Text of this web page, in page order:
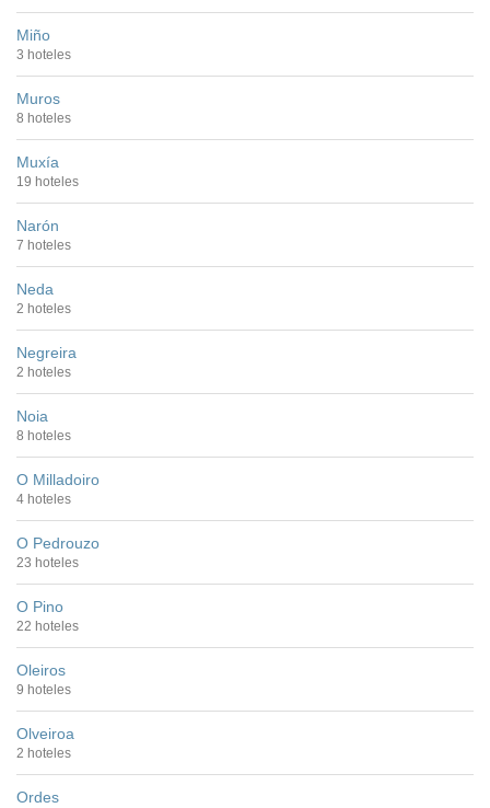
Miño
3 hoteles
Muros
8 hoteles
Muxía
19 hoteles
Narón
7 hoteles
Neda
2 hoteles
Negreira
2 hoteles
Noia
8 hoteles
O Milladoiro
4 hoteles
O Pedrouzo
23 hoteles
O Pino
22 hoteles
Oleiros
9 hoteles
Olveiroa
2 hoteles
Ordes